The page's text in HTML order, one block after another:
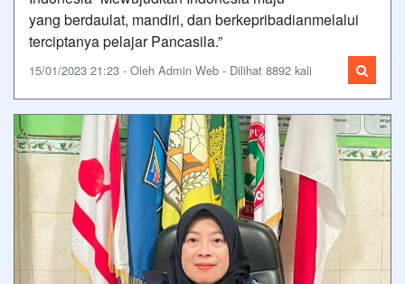
yang berdaulat, mandiri, dan berkepribadianmelalui
terciptanya pelajar Pancasila.”
15/01/2023 21:23 - Oleh Admin Web - Dilihat 8892 kali